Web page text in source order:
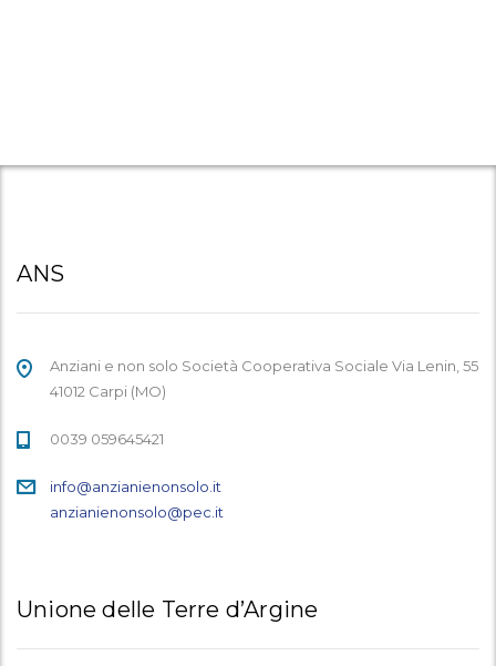
ANS
Anziani e non solo Società Cooperativa Sociale Via Lenin, 55
41012 Carpi (MO)
0039 059645421
info@anzianienonsolo.it
anzianienonsolo@pec.it
Unione delle Terre d’Argine